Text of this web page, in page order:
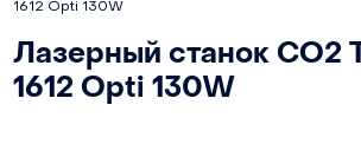
1612 Opti 130W
Лазерный станок СО2
1612 Opti 130W